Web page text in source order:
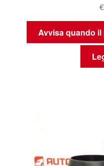
€
Avvisa quando